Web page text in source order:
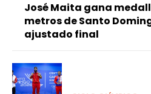
José Maita gana
metros de Santo
ajustado final